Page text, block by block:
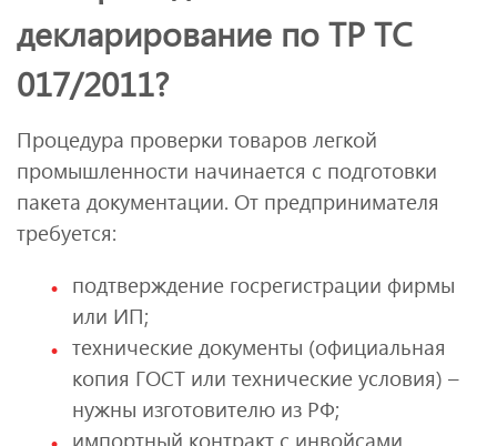
декларирование по ТР ТС
017/2011?
Процедура проверки товаров легкой
промышленности начинается с подготовки
пакета документации. От предпринимателя
требуется:
подтверждение госрегистрации фирмы
или ИП;
технические документы (официальная
копия ГОСТ или технические условия) –
нужны изготовителю из РФ;
импортный контракт с инвойсами,